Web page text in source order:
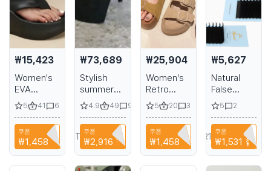
₩15,423
Women's
EVA
slippers
with thick
soles in a
variety of
colors
5 41 6
쿠폰
₩1,458 할인
NIANCI66
₩73,689
Stylish
summer
princess
slippers
15cm sexy
high heels
for
nightclub
4.9 49 9
쿠폰
₩2,916 할인
T9TRTFBTWTZN
₩25,904
Women's
Retro
Style
Slippers
for
Relaxing,
Women's
Summer
5 20 3
쿠폰
₩1,458 할인
NIANCI66
₩5,627
Natural
False
Eyelashes
AGUUD L
M Curl
5 2
쿠폰
₩1,531 할인
A6R1B6EH1PPA